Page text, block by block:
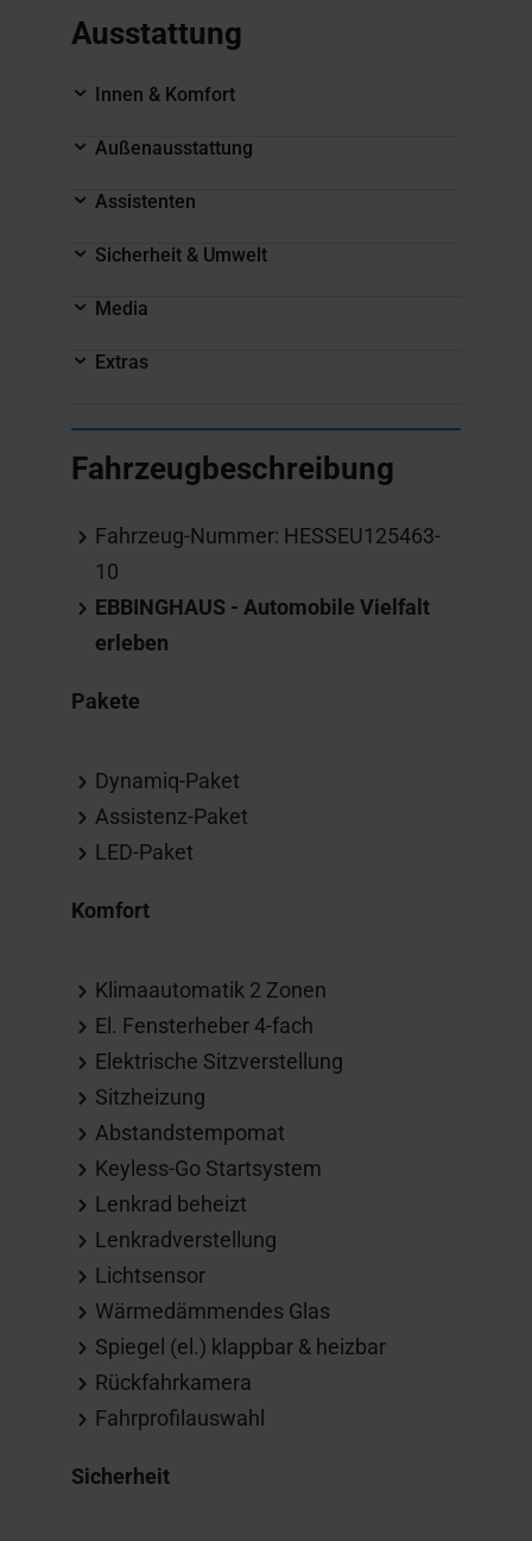
Ausstattung
Innen & Komfort
Außenausstattung
Assistenten
Sicherheit & Umwelt
Media
Extras
Fahrzeugbeschreibung
Fahrzeug-Nummer: HESSEU125463-
10
EBBINGHAUS - Automobile Vielfalt
erleben
Pakete
Dynamiq-Paket
Assistenz-Paket
LED-Paket
Komfort
Klimaautomatik 2 Zonen
El. Fensterheber 4-fach
Elektrische Sitzverstellung
Sitzheizung
Abstandstempomat
Keyless-Go Startsystem
Lenkrad beheizt
Lenkradverstellung
Lichtsensor
Wärmedämmendes Glas
Spiegel (el.) klappbar & heizbar
Rückfahrkamera
Fahrprofilauswahl
Sicherheit